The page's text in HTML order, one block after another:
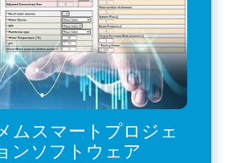
ムスマートプロジェ
ンソフトウェア